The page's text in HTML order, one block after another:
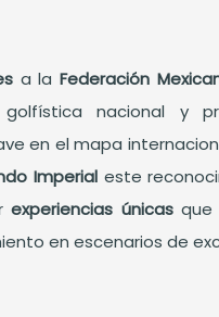
a la Federación
nacional y
en el mapa
Imperial este
experiencias únicasque
en escenarios de